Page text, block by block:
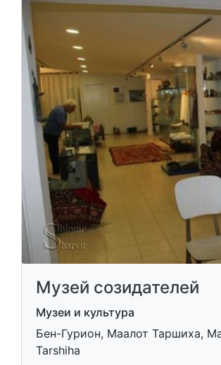
Музей созидателей
Музеи и культура
Бен-Гурион, Маалот Таршиха,
Tarshiha